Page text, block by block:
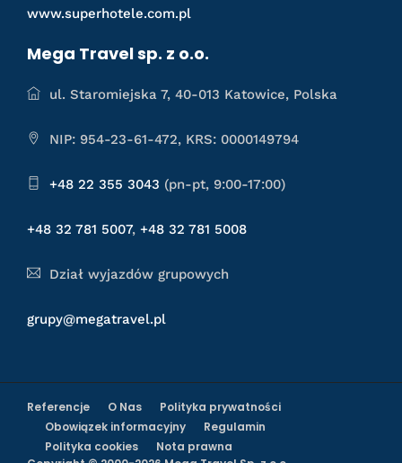
www.superhotele.com.pl
Mega Travel sp. z o.o.
ul. Staromiejska 7, 40-013 Katowice, Polska
NIP: 954-23-61-472, KRS: 0000149794
+48 22 355 3043 (pn-pt, 9:00-17:00)
+48 32 781 5007, +48 32 781 5008
Dział wyjazdów grupowych
grupy@megatravel.pl
Referencje O Nas
Polityka prywatności
Obowiązek informacyjny
Regulamin
Polityka cookies
Nota prawna